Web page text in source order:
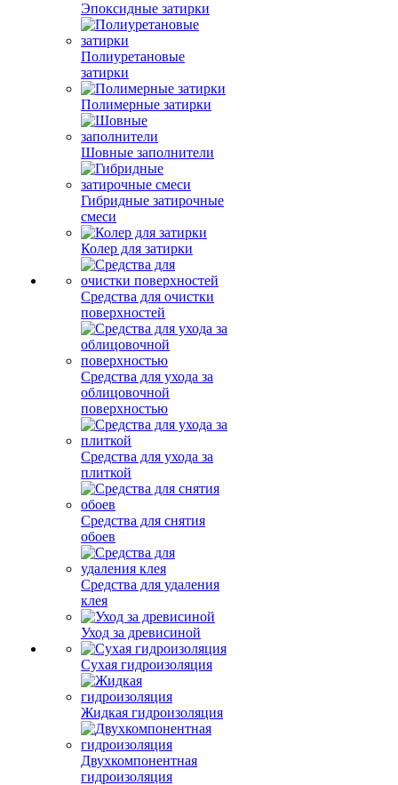
Эпоксидные затирки
Полиуретановые
затирки
Полимерные затирки
Шовные заполнители
Гибридные затирочные
смеси
Колер для затирки
Средства для очистки
поверхностей
Средства для ухода за
облицовочной
поверхностью
Средства для ухода за
плиткой
Средства для снятия
обоев
Средства для удаления
клея
Уход за древисиной
Сухая гидроизоляция
Жидкая гидроизоляция
Двухкомпонентная
гидроизоляция